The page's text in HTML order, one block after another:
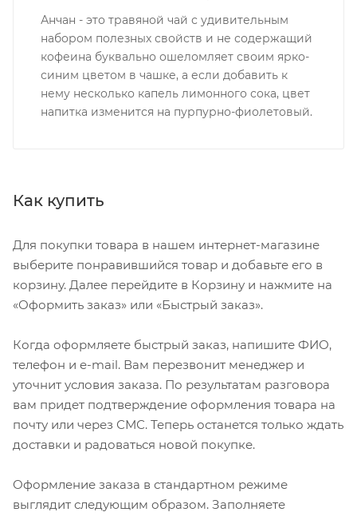
Анчан - это травяной чай с удивительным
набором полезных свойств и не содержащий
кофеина буквально ошеломляет своим ярко-
синим цветом в чашке, а если добавить к
нему несколько капель лимонного сока, цвет
напитка изменится на пурпурно-фиолетовый.
Как купить
Для покупки товара в нашем интернет-магазине
выберите понравившийся товар и добавьте его в
корзину. Далее перейдите в Корзину и нажмите на
«Оформить заказ» или «Быстрый заказ».
Когда оформляете быстрый заказ, напишите ФИО,
телефон и e-mail. Вам перезвонит менеджер и
уточнит условия заказа. По результатам разговора
вам придет подтверждение оформления товара на
почту или через СМС. Теперь останется только ждать
доставки и радоваться новой покупке.
Оформление заказа в стандартном режиме
выглядит следующим образом. Заполняете